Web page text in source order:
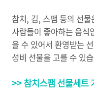
참치, 김, 스팸 등의 선
사람들이 좋아하는 음식
을 수 있어서 환영받는
성비 선물을 고를 수 있
>> 참치스팸 선물세트